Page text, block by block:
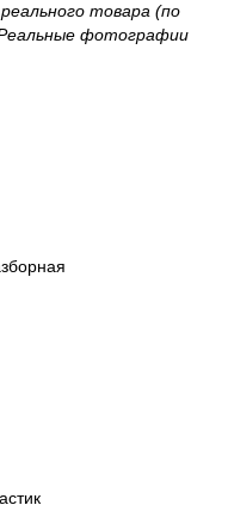
товара (по
фотографии